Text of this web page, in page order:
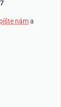
náma